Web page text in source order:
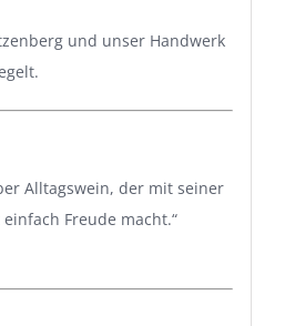
und unser Handwerk
Alltagswein, der mit seiner
Freude macht.“